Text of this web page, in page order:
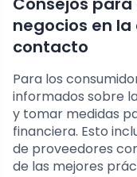
negocios en
contacto
Para los
informados sobre
y tomar medidas
financiera. Esto
de proveedores
de las mejores